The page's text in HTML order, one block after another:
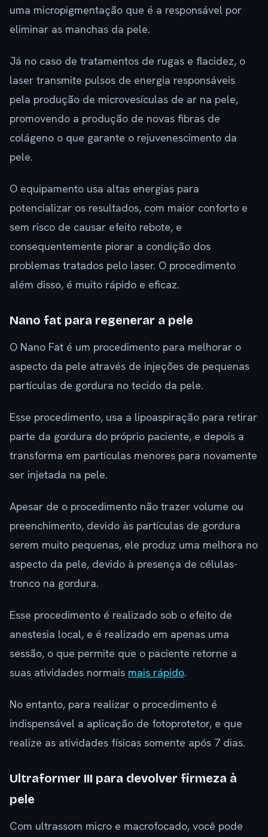
uma micropigmentação que é a responsável por
eliminar as manchas da pele.
Já no caso de tratamentos de rugas e flacidez, o
laser transmite pulsos de energia responsáveis
pela produção de microvesículas de ar na pele,
promovendo a produção de novas fibras de
colágeno o que garante o rejuvenescimento da
pele.
O equipamento usa altas energias para
potencializar os resultados, com maior conforto e
sem risco de causar efeito rebote, e
consequentemente piorar a condição dos
problemas tratados pelo laser. O procedimento
além disso, é muito rápido e eficaz.
Nano fat para regenerar a pele
O Nano Fat é um procedimento para melhorar o
aspecto da pele através de injeções de pequenas
partículas de gordura no tecido da pele.
Esse procedimento, usa a lipoaspiração para retirar
parte da gordura do próprio paciente, e depois a
transforma em partículas menores para novamente
ser injetada na pele.
Apesar de o procedimento não trazer volume ou
preenchimento, devido às partículas de gordura
serem muito pequenas, ele produz uma melhora no
aspecto da pele, devido à presença de células-
tronco na gordura.
Esse procedimento é realizado sob o efeito de
anestesia local, e é realizado em apenas uma
sessão, o que permite que o paciente retorne a
suas atividades normais mais rápido.
No entanto, para realizar o procedimento é
indispensável a aplicação de fotoprotetor, e que
realize as atividades físicas somente após 7 dias.
Ultraformer III para devolver firmeza à
pele
Com ultrassom micro e macrofocado, você pode